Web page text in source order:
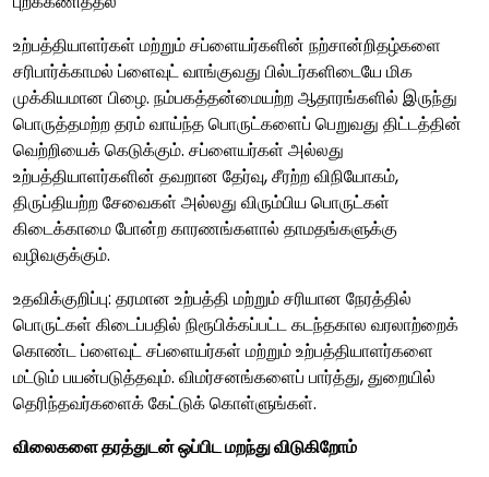
உற்பத்தியாளர்கள் மற்றும் சப்ளையர்களின் நற்சான்றிதழ்களை
சரிபார்க்காமல் ப்ளைவுட் வாங்குவது பில்டர்களிடையே மிக
முக்கியமான பிழை. நம்பகத்தன்மையற்ற ஆதாரங்களில் இருந்து
பொருத்தமற்ற தரம் வாய்ந்த பொருட்களைப் பெறுவது திட்டத்தின்
வெற்றியைக் கெடுக்கும். சப்ளையர்கள் அல்லது
உற்பத்தியாளர்களின் தவறான தேர்வு, சீரற்ற விநியோகம்,
திருப்தியற்ற சேவைகள் அல்லது விரும்பிய பொருட்கள்
கிடைக்காமை போன்ற காரணங்களால் தாமதங்களுக்கு
வழிவகுக்கும்.
உதவிக்குறிப்பு: தரமான உற்பத்தி மற்றும் சரியான நேரத்தில்
பொருட்கள் கிடைப்பதில் நிரூபிக்கப்பட்ட கடந்தகால வரலாற்றைக்
கொண்ட ப்ளைவுட் சப்ளையர்கள் மற்றும் உற்பத்தியாளர்களை
மட்டும் பயன்படுத்தவும். விமர்சனங்களைப் பார்த்து, துறையில்
தெரிந்தவர்களைக் கேட்டுக் கொள்ளுங்கள்.
விலைகளை தரத்துடன் ஒப்பிட மறந்து விடுகிறோம்